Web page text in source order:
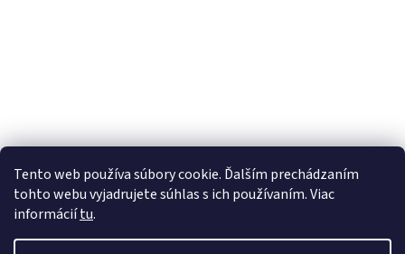
Tento web používa súbory cookie. Ďalším prechádzaním
tohto webu vyjadrujete súhlas s ich používaním. Viac
informáciítu.